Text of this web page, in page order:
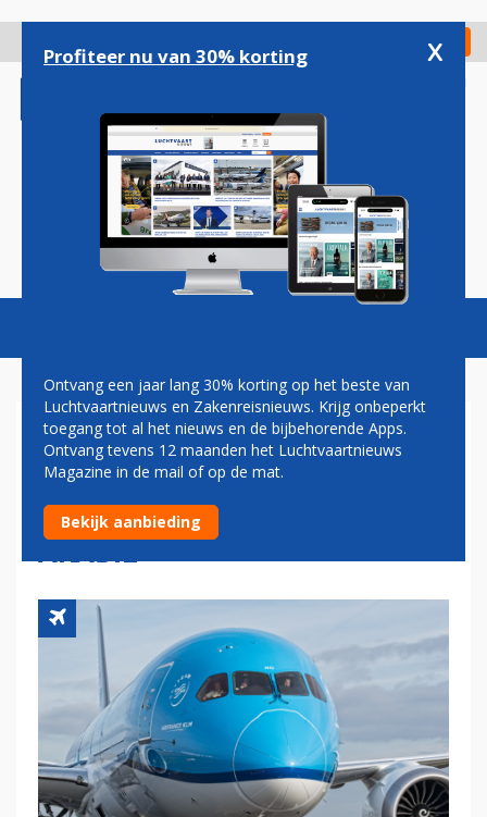
gaan
Check in
Magazine Podcasts Vacatures
KLM VERLENGT
OPSCHORTING VAN
VLUCHTEN NAAR SAOEDI-
ARABIË
Profiteer nu van 30% korting x
Ontvang een jaar lang 30% korting op het beste van
Luchtvaartnieuws en Zakenreisnieuws. Krijg onbeperkt
toegang tot al het nieuws en de bijbehorende Apps.
Ontvang tevens 12 maanden het Luchtvaartnieuws
Magazine in de mail of op de mat.
Bekijk aanbieding